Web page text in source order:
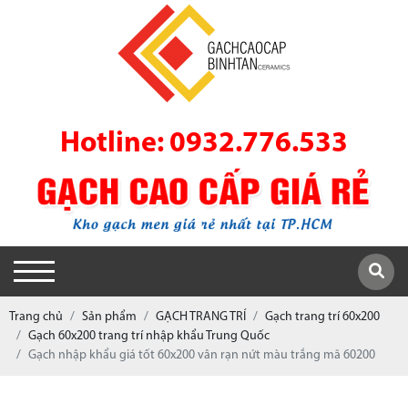
Hotline: 0932.776.533
Trang chủ Sản phẩm GẠCH TRANG TRÍ
Gạch trang trí 60x200
Gạch 60x200 trang trí nhập khẩu Trung Quốc
Gạch nhập khẩu giá tốt 60x200 vân rạn nứt màu trắng mã 60200